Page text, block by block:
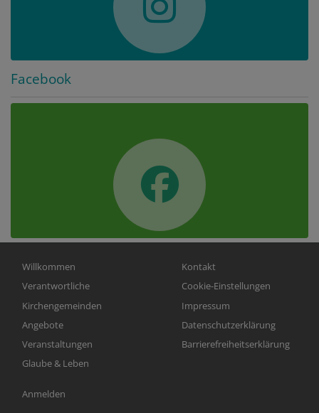
Facebook
Hauptnavigation
Willkommen
Verantwortliche
Kirchengemeinden
Angebote
Veranstaltungen
Glaube & Leben
Fußbereichsmenü
Kontakt
Cookie-Einstellungen
Impressum
Datenschutzerklärung
Barrierefreiheitserklärung
Benutzermenü
Anmelden